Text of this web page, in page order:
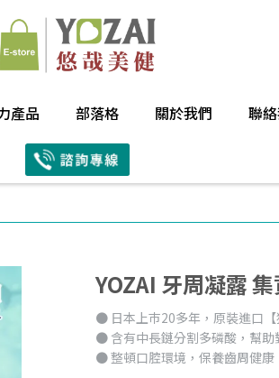
產品 部落格 關於我們 聯
YOZAI 牙周凝露
● 日本上巿20多年，原裝進口【
● 含有中長鏈分割多磷酸，幫助
● 整頓口腔環境，保養齒周健康